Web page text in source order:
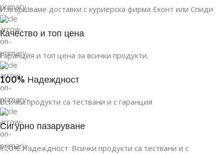
Извършваме доставки с куриерска фирма Еконт или Спиди
Качество и топ цена
Гаранция и топ цена за всички продукти.
100% Надеждност
Всички продукти са тествани и с гаранция
Сигурно пазаруване
100% Надеждност. Всички продукти са тествани и с